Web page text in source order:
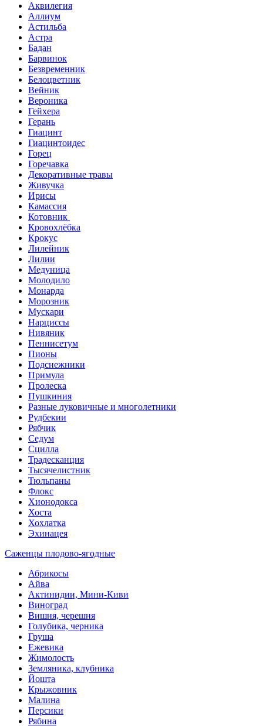
Аквилегия
Аллиум
Астильба
Астра
Бадан
Барвинок
Безвременник
Белоцветник
Вейник
Вероника
Гейхера
Герань
Гиацинт
Гиацинтоидес
Горец
Горечавка
Декоративные травы
Живучка
Ирисы
Камассия
Котовник
Кровохлёбка
Крокус
Лилейник
Лилии
Медуница
Молодило
Монарда
Морозник
Мускари
Нарциссы
Нивяник
Пеннисетум
Пионы
Подснежники
Примула
Пролеска
Пушкиния
Разные луковичные и многолетники
Рудбекии
Рябчик
Седум
Сцилла
Традесканция
Тысячелистник
Тюльпаны
Флокс
Хионодокса
Хоста
Хохлатка
Эхинацея
Саженцы плодово-ягодные
Абрикосы
Айва
Актинидии, Мини-Киви
Виноград
Вишня, черешня
Голубика, черника
Груша
Ежевика
Жимолость
Земляника, клубника
Йошта
Крыжовник
Малина
Персики
Рябина